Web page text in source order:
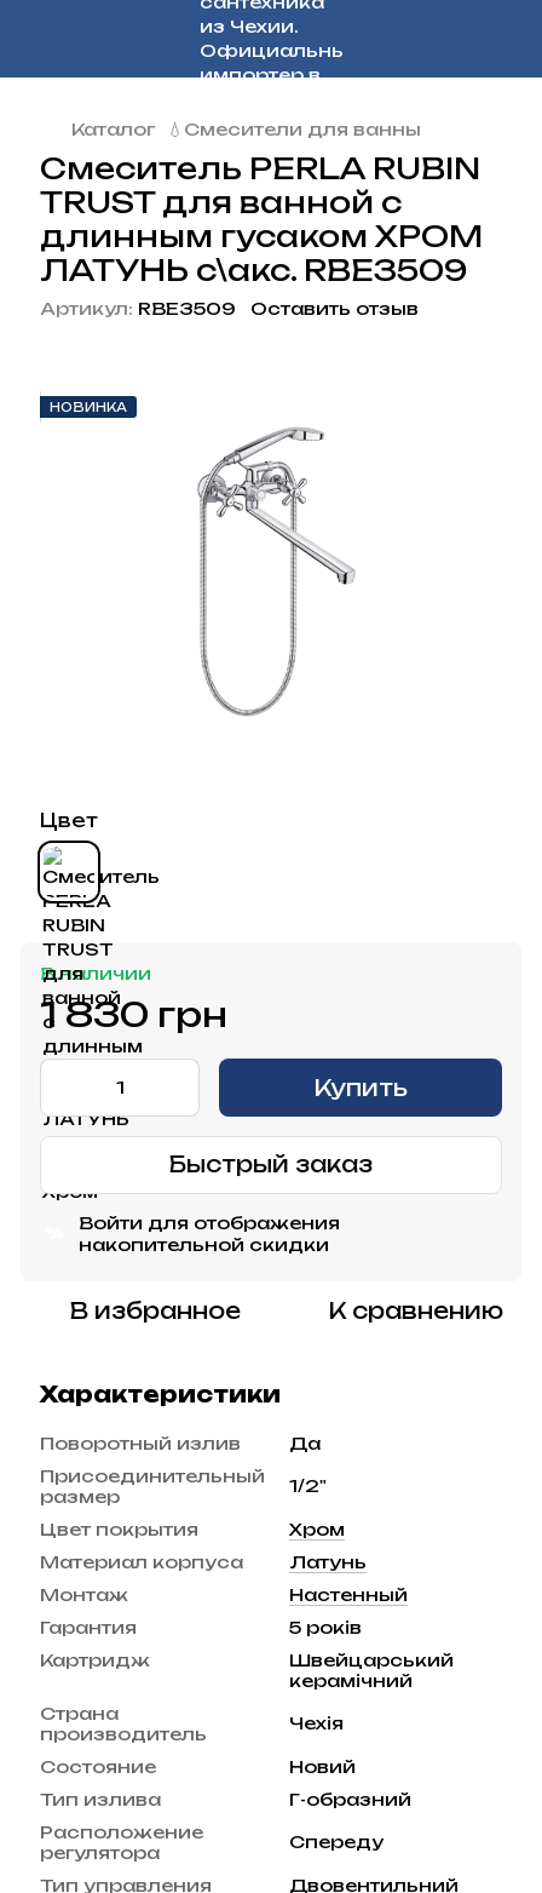
Каталог 💧Смесители для ванны
Смеситель PERLA RUBIN
TRUST для ванной с
длинным гусаком ХРОМ
ЛАТУНЬ c\акс. RBE3509
Артикул: RBE3509 Оставить отзыв
НОВИНКА
Цвет
В наличии
1 830 грн
Купить
Быстрый заказ
Войти для отображения
накопительной скидки
В избранное К сравнению
Характеристики
Поворотный излив
Да
Присоединительный
размер
1/2"
Цвет покрытия
Хром
Материал корпуса
Латунь
Монтаж
Настенный
Гарантия
5 років
Картридж
Швейцарський
керамічний
Страна
производитель
Чехія
Состояние
Новий
Тип излива
Г-образний
Расположение
регулятора
Спереду
Тип управления
Двовентильний